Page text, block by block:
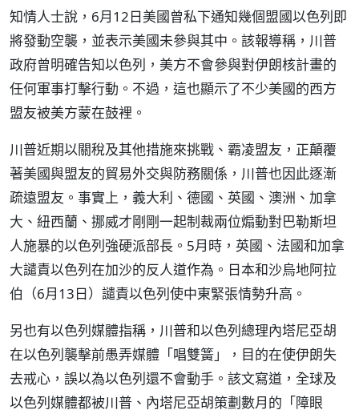
知情人士說，6月12日美國曾私下通知幾個盟國以色列即
將發動空襲，並表示美國未參與其中。該報導稱，川普
政府曾明確告知以色列，美方不會參與對伊朗核計畫的
任何軍事打擊行動。不過，這也顯示了不少美國的西方
盟友被美方蒙在鼓裡。
川普近期以關稅及其他措施來挑戰、霸凌盟友，正顛覆
著美國與盟友的貿易外交與防務關係，川普也因此逐漸
疏遠盟友。事實上，義大利、德國、英國、澳洲、加拿
大、紐西蘭、挪威才剛剛一起制裁兩位煽動對巴勒斯坦
人施暴的以色列強硬派部長。5月時，英國、法國和加拿
大譴責以色列在加沙的反人道作為。日本和沙烏地阿拉
伯（6月13日）譴責以色列使中東緊張情勢升高。
另也有以色列媒體指稱，川普和以色列總理內塔尼亞胡
在以色列襲擊前愚弄媒體「唱雙簧」，目的在使伊朗失
去戒心，誤以為以色列還不會動手。該文寫道，全球及
以色列媒體都被川普、內塔尼亞胡策劃數月的「障眼